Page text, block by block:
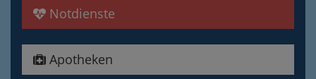
Notdienste
Apotheken